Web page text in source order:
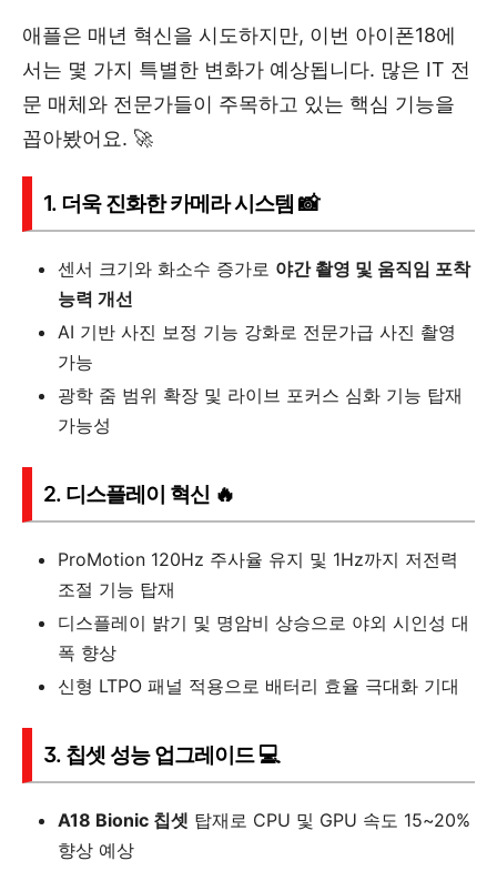
애플은 매년 혁신을 시도하지만, 이번 아이폰18에
서는 몇 가지 특별한 변화가 예상됩니다. 많은 IT 전
문 매체와 전문가들이 주목하고 있는 핵심 기능을
꼽아봤어요. 🚀
1. 더욱 진화한 카메라 시스템 📸
센서 크기와 화소수 증가로 야간 촬영 및 움직임 포착
능력 개선
AI 기반 사진 보정 기능 강화로 전문가급 사진 촬영
가능
광학 줌 범위 확장 및 라이브 포커스 심화 기능 탑재
가능성
2. 디스플레이 혁신 🔥
ProMotion 120Hz 주사율 유지 및 1Hz까지 저전력
조절 기능 탑재
디스플레이 밝기 및 명암비 상승으로 야외 시인성 대
폭 향상
신형 LTPO 패널 적용으로 배터리 효율 극대화 기대
3. 칩셋 성능 업그레이드 💻
A18 Bionic 칩셋 탑재로 CPU 및 GPU 속도 15~20%
향상 예상